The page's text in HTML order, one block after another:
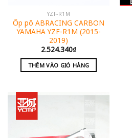
YZF-R1M
Ốp pô ABRACING CARBON
YAMAHA YZF-R1M (2015-
2019)
2.524.340₫
THÊM VÀO GIỎ HÀNG